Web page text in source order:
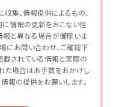
集、情報提供によるもの、
に情報の更新をおこない信
と異なる場合が御座いま
にお問い合わせ、ご確認下
載されている情報と実際の
た場合はお手数をおかけし
報の提供をお願いします。